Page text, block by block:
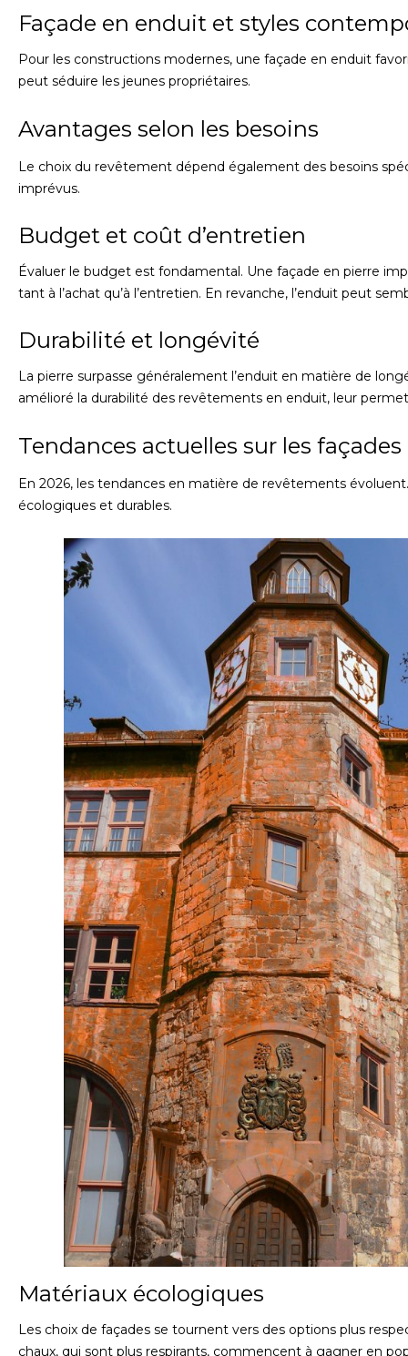
Façade en enduit et styles
Pour les constructions modernes, une façade en enduit
peut séduire les jeunes propriétaires.
Avantages selon les besoins
Le choix du revêtement dépend également des besoins
imprévus.
Budget et coût d’entretien
Évaluer le budget est fondamental. Une façade en pierre
tant à l’achat qu’à l’entretien. En revanche, l’enduit peut
Durabilité et longévité
La pierre surpasse généralement l’enduit en matière de
amélioré la durabilité des revêtements en enduit, leur
Tendances actuelles sur les façades
En 2026, les tendances en matière de revêtements
écologiques et durables.
Matériaux écologiques
Les choix de façades se tournent vers des options plus
chaux, qui sont plus respirants, commencent à gagner en